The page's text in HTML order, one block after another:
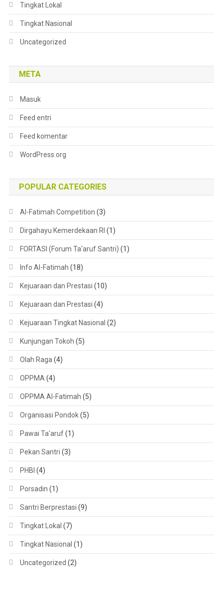
Tingkat Lokal
Tingkat Nasional
Uncategorized
META
Masuk
Feed entri
Feed komentar
WordPress.org
POPULAR CATEGORIES
Al-Fatimah Competition (3)
Dirgahayu Kemerdekaan RI (1)
FORTASI (Forum Ta'aruf Santri) (1)
Info Al-Fatimah (18)
Kejuaraan dan Prestasi (10)
Kejuaraan dan Prestasi (4)
Kejuaraan Tingkat Nasional (2)
Kunjungan Tokoh (5)
Olah Raga (4)
OPPMA (4)
OPPMA Al-Fatimah (5)
Organisasi Pondok(5)
Pawai Ta'aruf(1)
Pekan Santri (3)
PHBI (4)
Porsadin (1)
Santri Berprestasi (9)
Tingkat Lokal (7)
Tingkat Nasional (1)
Uncategorized (2)